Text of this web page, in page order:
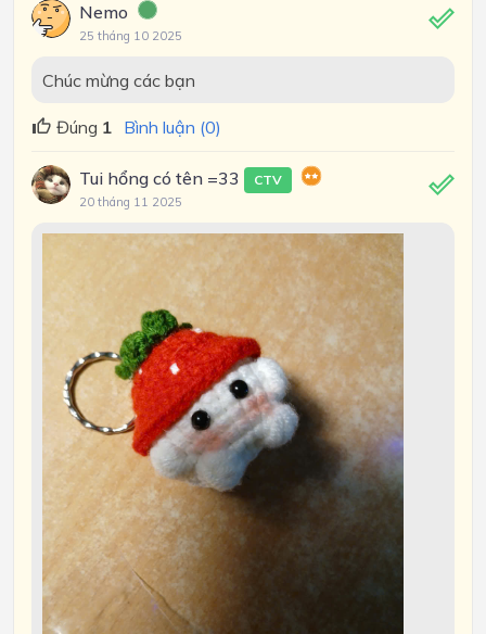
Nemo
25 tháng 10 2025
Chúc mừng các bạn
Đúng 1 Bình luận (0)
Tui hổng có tên =33 CTV
20 tháng 11 2025